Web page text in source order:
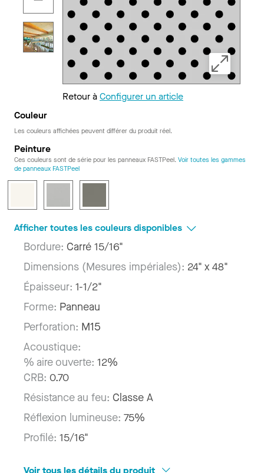
Retour àConfigurer un article
Couleur
Les couleurs affichées peuvent différer du produit réel.
Peinture
Ces couleurs sont de série pour les panneaux FASTPeel. Voir toutes les gammes
de panneaux FASTPeel
Afficher toutes les couleurs disponibles
Bordure: Carré 15/16"
Dimensions (Mesures impériales): 24" x 48"
Épaisseur: 1-1/2"
Forme: Panneau
Perforation: M15
Acoustique:
% aire ouverte: 12%
CRB: 0.70
Résistance au feu: Classe A
Réflexion lumineuse: 75%
Profilé: 15/16"
Voir tous les détails du produit